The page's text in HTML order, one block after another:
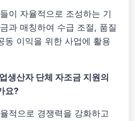
이 자율적으로 조성하는 기
과 매칭하여 수급 조절, 품질
동 이익을 위한 사업에 활용
생산자 단체 자조금 지원의
요?
적으로 경쟁력을 강화하고